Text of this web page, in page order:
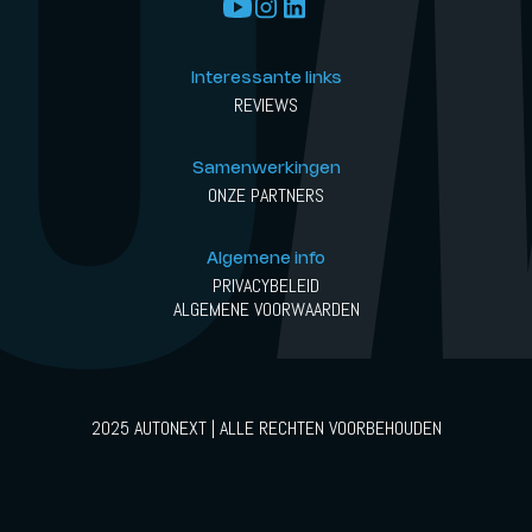
Interessante links
REVIEWS
Samenwerkingen
ONZE PARTNERS
Algemene info
PRIVACYBELEID
ALGEMENE VOORWAARDEN
2025 AUTONEXT | ALLE RECHTEN VOORBEHOUDEN